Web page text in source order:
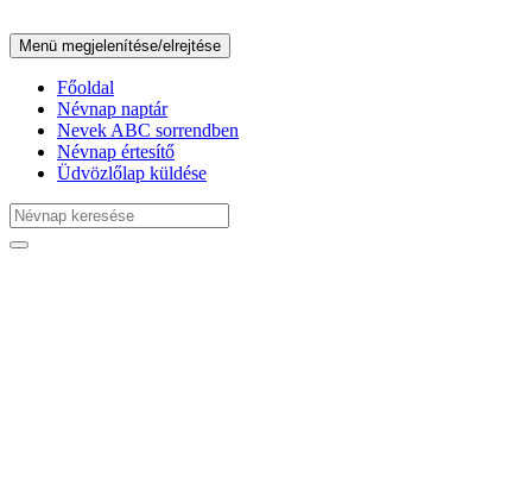
Menü megjelenítése/elrejtése
Főoldal
Névnap naptár
Nevek ABC sorrendben
Névnap értesítő
Üdvözlőlap küldése